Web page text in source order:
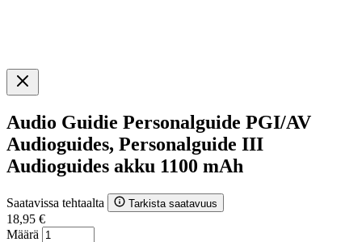
Audio Guidie Personalguide PGI/AV
Audioguides, Personalguide III
Audioguides akku 1100 mAh
Saatavissa tehtaalta Tarkista saatavuus
18,95 €
Määrä